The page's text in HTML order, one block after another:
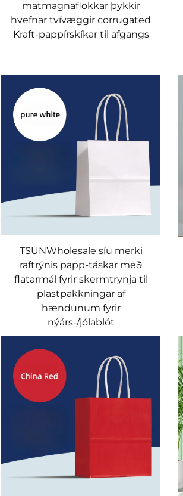
matmagnaflokkar þykkir
hvefnar tvívæggir corrugated
Kraft-pappírskíkar til afgangs
TSUNWholesale síu merki
raftrýnis papp-táskar með
flatarmál fyrir skermtrynja til
plastpakkningar af
hændunum fyrir
nýárs-/jólablót